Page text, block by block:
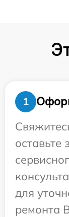
1
оставьте
для
ремонта